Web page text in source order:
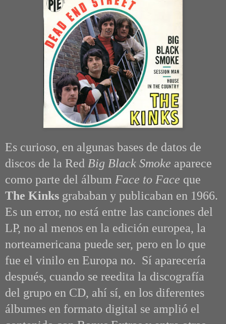
Es curioso, en algunas bases de datos de
discos de la Red Big Black Smoke aparece
como parte del álbum Face to Face que
The Kinks grababan y publicaban en 1966.
Es un error, no está entre las canciones del
LP, no al menos en la edición europea, la
norteamericana puede ser, pero en lo que
fue el vinilo en Europa no. Sí aparecería
después, cuando se reedita la discografía
del grupo en CD, ahí sí, en los diferentes
álbumes en formato digital se amplió el